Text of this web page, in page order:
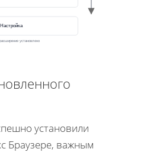
Настройка
установлено
установили
Браузере, важным